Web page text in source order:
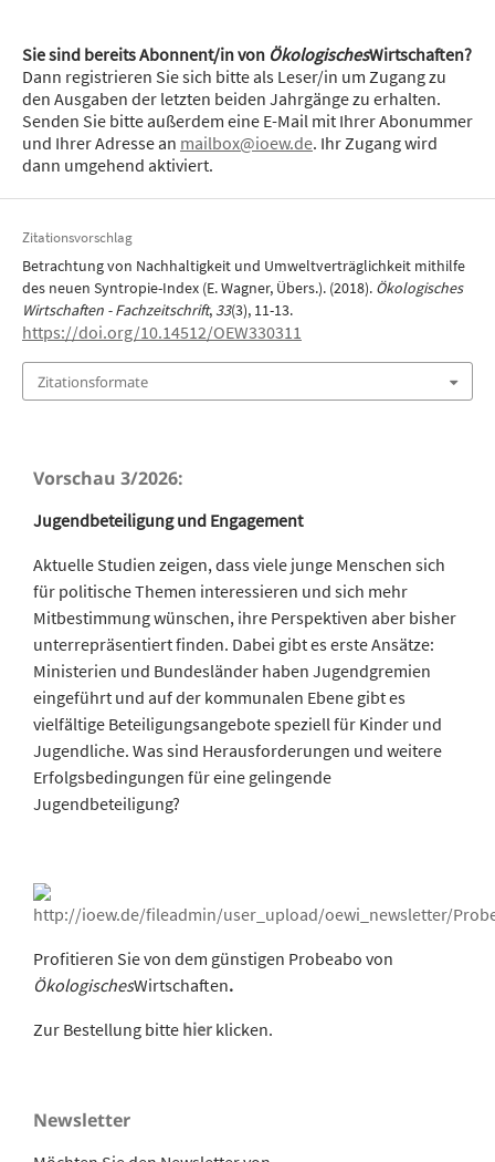
Sie sind bereits Abonnent/in von ÖkologischesWirtschaften?
Dann registrieren Sie sich bitte als Leser/in um Zugang zu
den Ausgaben der letzten beiden Jahrgänge zu erhalten.
Senden Sie bitte außerdem eine E-Mail mit Ihrer Abonummer
und Ihrer Adresse an mailbox@ioew.de. Ihr Zugang wird
dann umgehend aktiviert.
Zitationsvorschlag
Betrachtung von Nachhaltigkeit und Umweltverträglichkeit mithilfe
des neuen Syntropie-Index (E. Wagner, Übers.). (2018). Ökologisches
Wirtschaften - Fachzeitschrift, 33(3), 11-13.
https://doi.org/10.14512/OEW330311
Zitationsformate
Vorschau 3/2026:
Jugendbeteiligung und Engagement
Aktuelle Studien zeigen, dass viele junge Menschen sich
für politische Themen interessieren und sich mehr
Mitbestimmung wünschen, ihre Perspektiven aber bisher
unterrepräsentiert finden. Dabei gibt es erste Ansätze:
Ministerien und Bundesländer haben Jugendgremien
eingeführt und auf der kommunalen Ebene gibt es
vielfältige Beteiligungsangebote speziell für Kinder und
Jugendliche. Was sind Herausforderungen und weitere
Erfolgsbedingungen für eine gelingende
Jugendbeteiligung?
Profitieren Sie von dem günstigen Probeabo von
ÖkologischesWirtschaften.
Zur Bestellung bitte hier klicken.
Newsletter